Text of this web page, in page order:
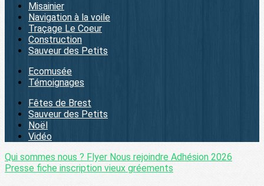
Misainier
Navigation à la voile
Traçage Le Coeur
Construction
Sauveur des Petits
Ecomusée
Témoignages
Fêtes de Brest
Sauveur des Petits
Noël
Vidéo
Qui sommes nous ? Flyer Nous rejoindre Adhésion 2026
Presse fiche inscription vieux gréements